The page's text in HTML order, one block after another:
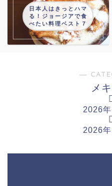
日本人はきっとハマ
る！ジョージアで食
べたい料理ベスト７
―
メ
2026
2026